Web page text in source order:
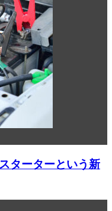
ターターという新